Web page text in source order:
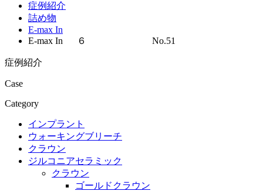
症例紹介
詰め物
E-max In
E-max In ６ No.51
症例紹介
Case
Category
インプラント
ウォーキングブリーチ
クラウン
ジルコニアセラミック
クラウン
ゴールドクラウン